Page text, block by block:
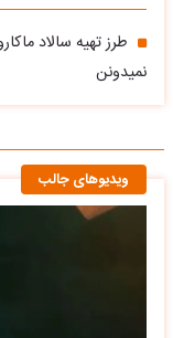
طرز تهیه سالاد
نمیدونن
ویدیوهای جالب